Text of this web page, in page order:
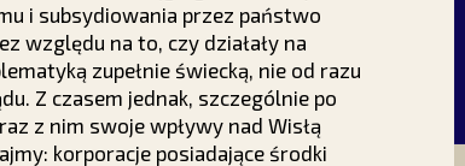
i subsydiowania przez państwo
względu na to, czy działały na
zupełnie świecką, nie od razu
Z czasem jednak, szczególnie po
z nim swoje wpływy nad Wisłą
korporacje posiadające środki